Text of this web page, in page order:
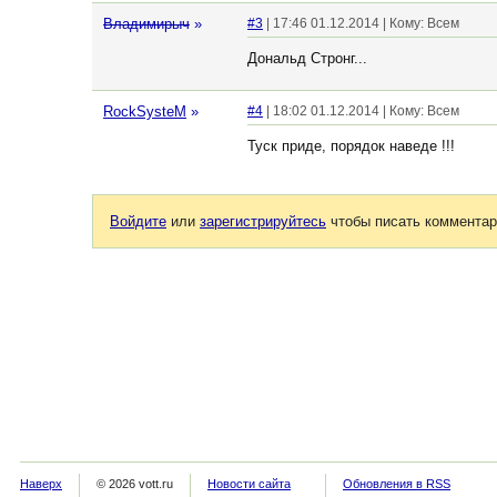
Владимирыч » #3 | 17:46 01.12.2014 | Кому: Всем
Дональд Стронг...
RockSysteM » #4 | 18:02 01.12.2014 | Кому: Всем
Туск приде, порядок наведе !!!
Войдите или зарегистрируйтесь чтобы писать
Наверх © 2026 vott.ru Новости сайта Обновления в RSS